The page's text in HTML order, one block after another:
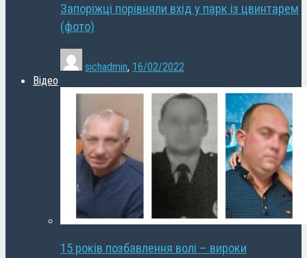
Запоріжці порівняли вхід у парк із цвинтарем
(фото)
sichadmin, 16/02/2022
Відео
15 років позбавлення волі – вироки